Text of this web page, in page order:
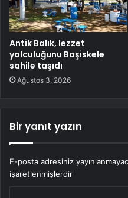
Antik Balık, lezzet
yolculuğunu Başiskele
sahile taşıdı
Ağustos 3, 2026
Bir yanıt yazın
E-posta adresiniz
işaretlenmişlerdir